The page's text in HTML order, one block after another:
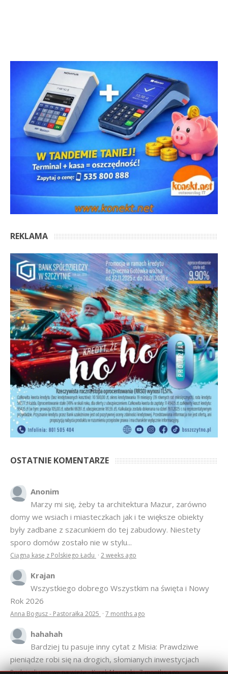
REKLAMA
OSTATNIE KOMENTARZE
Anonim
Marzy mi się, żeby ta architektura Mazur, zarówno
domy we wsiach i miasteczkach jak i te większe obiekty
były zadbane z szacunkiem do tej zabudowy. Niestety
sporo domów zostało nie w stylu...
Ciągną kasę z Polskiego Ładu · 2 weeks ago
Krajan
Wszystkiego dobrego Wszystkim na święta i Nowy
Rok 2026
Anna Bogusz - Pastorałka 2025 · 7 months ago
hahahah
Bardziej tu pasuje inny cytat z Misia: Prawdziwe
pieniądze robi się na drogich, słomianych inwestycjach
Podpisali umowę na wieżę - Kurek Mazurski·7 months ago